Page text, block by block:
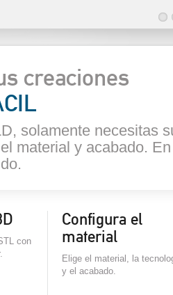
creaciones
solamente necesitas
material y acabado.
con
Configura el
material
Elige el material, la
y el acabado.